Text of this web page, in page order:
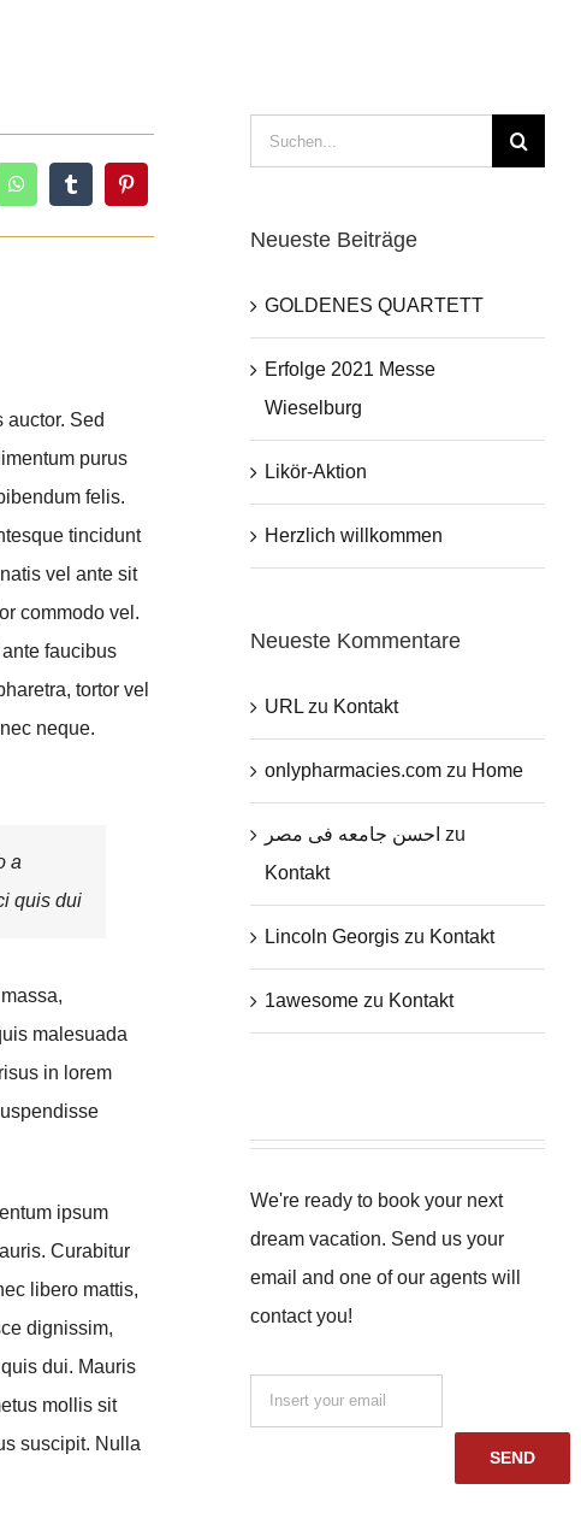
auctor. Sed
purus
felis.
tincidunt
vel ante sit
commodo vel.
faucibus
tortor vel
neque.
a
quis dui
malesuada
in lorem
ipsum
Curabitur
libero mattis,
dignissim,
dui. Mauris
mollis sit
suscipit. Nulla
Suche
nach:
Neueste Beiträge
GOLDENES QUARTETT
Erfolge 2021 Messe
Wieselburg
Likör-Aktion
Herzlich willkommen
Neueste Kommentare
URL zu Kontakt
onlypharmacies.com zu Home
احسن جامعه فى مصر zu
Kontakt
Lincoln Georgis zu Kontakt
1awesome zu Kontakt
We're ready to book your next
dream vacation. Send us your
email and one of our agents will
contact you!